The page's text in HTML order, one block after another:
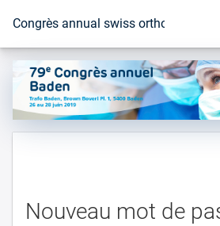
Vers la page d'accueil
Congrès annual swiss orthopaedics
Nouveau mot de